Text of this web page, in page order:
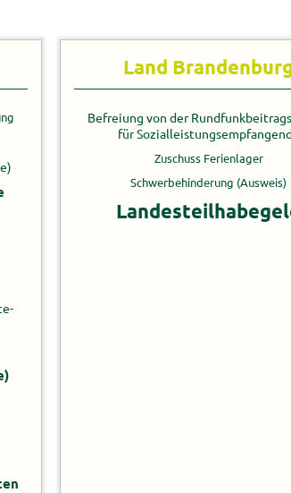
Land
Be­frei­ung von der
für
Zu­schuss Fe­ri­en­la­ger
Schwer­be­hin­de­rung (Aus­weis)